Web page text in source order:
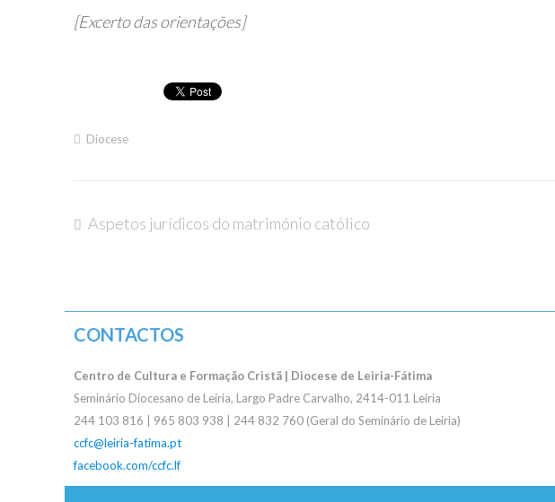
[Excerto das orientações]
Diocese
Navegação
artigos
Aspetos jurídicos do matrimónio católico
CONTACTOS
Centro de Cultura e Formação Cristã | Diocese de Leiria-Fátima
Seminário Diocesano de Leiria, Largo Padre Carvalho, 2414-011 Leiria
244 103 816 | 965 803 938 | 244 832 760 (Geral do Seminário de Leiria)
ccfc@leiria-fatima.pt
facebook.com/ccfc.lf